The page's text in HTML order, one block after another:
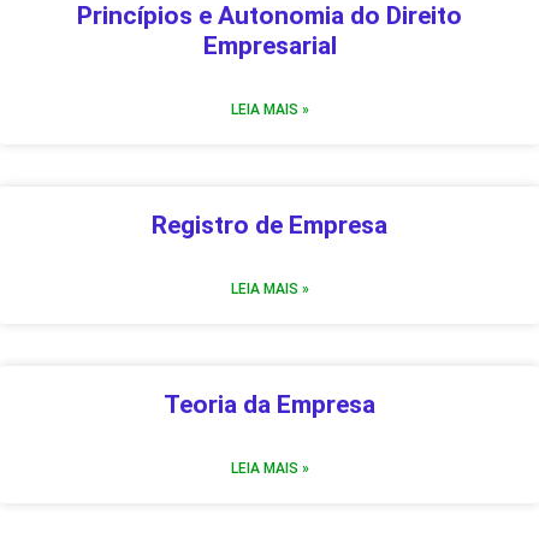
Princípios e Autonomia do Direito
Empresarial
LEIA MAIS »
Registro de Empresa
LEIA MAIS »
Teoria da Empresa
LEIA MAIS »